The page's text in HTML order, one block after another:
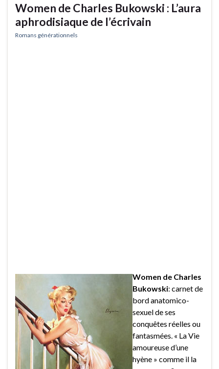
Women de Charles Bukowski : L’aura
aphrodisiaque de l’écrivain
Romans générationnels
Women de Charles
Bukowski: carnet de
bord anatomico-
sexuel de ses
conquêtes réelles ou
fantasmées. « La Vie
amoureuse d’une
hyène » comme il la